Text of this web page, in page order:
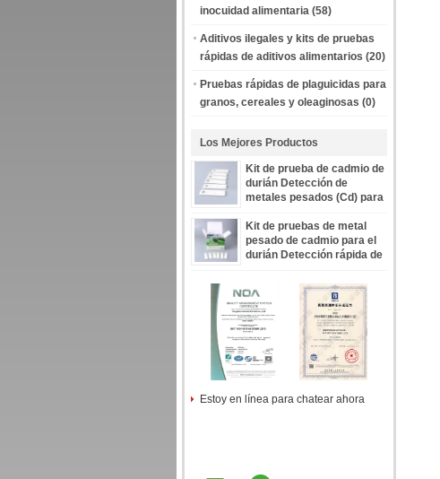
inocuidad alimentaria (58)
Aditivos ilegales y kits de pruebas
rápidas de aditivos alimentarios (20)
Pruebas rápidas de plaguicidas para
granos, cereales y oleaginosas (0)
Los Mejores Productos
Kit de prueba de cadmio de
durián Detección de
metales pesados (Cd) para
fruta
Kit de pruebas de metal
pesado de cadmio para el
durián Detección rápida de
Estoy en línea para chatear ahora